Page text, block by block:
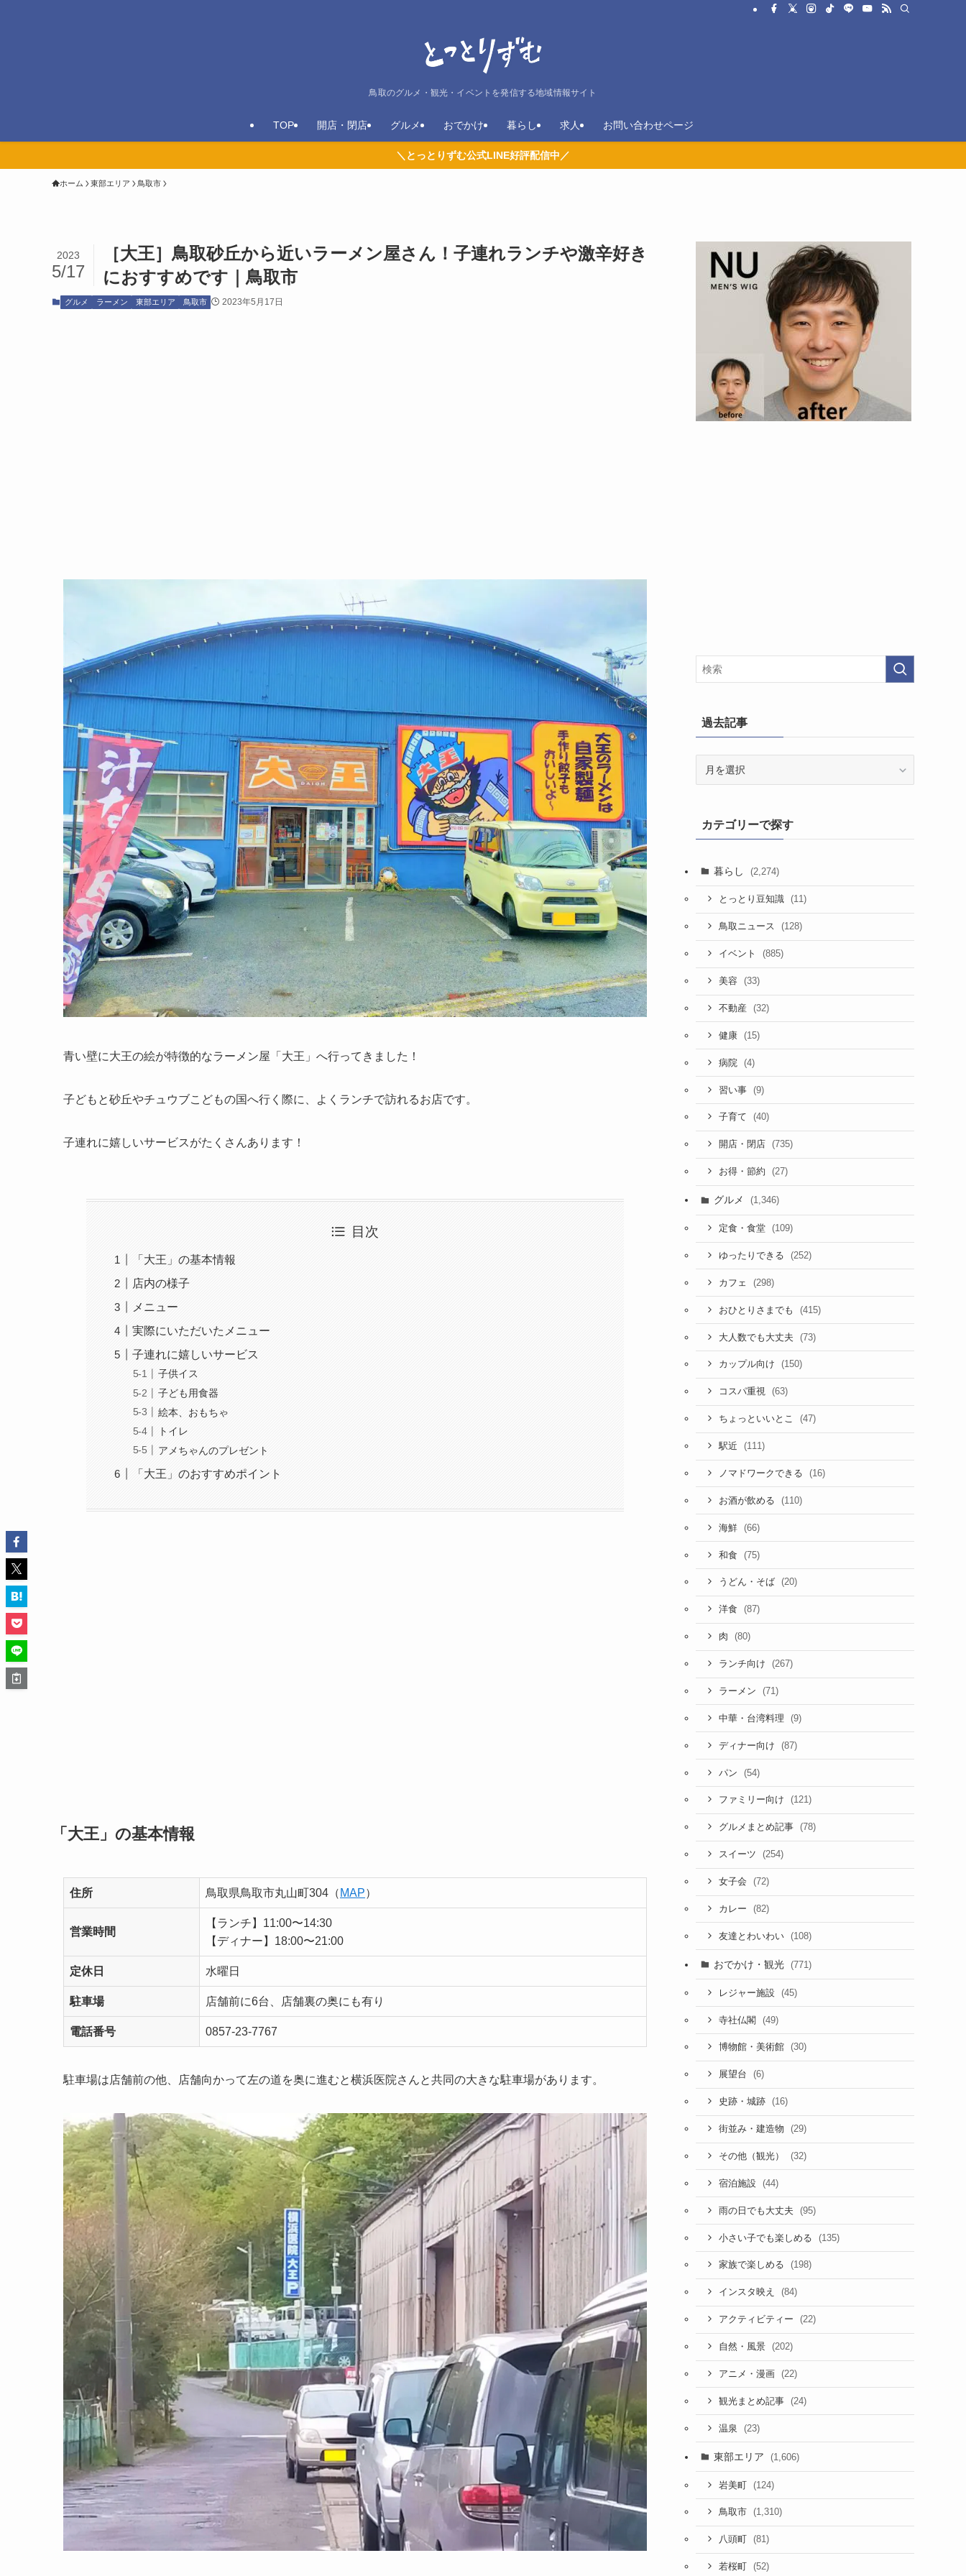
鳥取のグルメ・観光・イベントを発信する地域情報サイト
TOP 開店・閉店 グルメ おでかけ 暮らし 求人 お問い合わせページ
＼とっとりずむ公式LINE好評配信中／
ホーム 東部エリア 鳥取市
［大王］鳥取砂丘から近いラーメン屋さん！子連れランチや激辛好き
におすすめです｜鳥取市
2023
5/17
グルメ ラーメン 東部エリア 鳥取市 2023年5月17日
青い壁に大王の絵が特徴的なラーメン屋「大王」へ行ってきました！
子どもと砂丘やチュウブこどもの国へ行く際に、よくランチで訪れるお店です。
子連れに嬉しいサービスがたくさんあります！
目次
「大王」の基本情報
店内の様子
メニュー
実際にいただいたメニュー
子連れに嬉しいサービス
子供イス
子ども用食器
絵本、おもちゃ
トイレ
アメちゃんのプレゼント
「大王」のおすすめポイント
「大王」の基本情報
住所 鳥取県鳥取市丸山町304（ MAP）
営業時間
【ランチ】11:00〜14:30
【ディナー】18:00〜21:00
定休日 水曜日
駐車場 店舗前に6台、店舗裏の奥にも有り
電話番号 0857-23-7767
駐車場は店舗前の他、店舗向かって左の道を奥に進むと横浜医院さんと共同の大きな駐車場があります。
過去記事
カテゴリーで探す
暮らし (2,274)
とっとり豆知識 (11)
鳥取ニュース (128)
イベント (885)
美容 (33)
不動産 (32)
健康 (15)
病院 (4)
習い事 (9)
子育て (40)
開店・閉店 (735)
お得・節約 (27)
グルメ (1,346)
定食・食堂 (109)
ゆったりできる (252)
カフェ (298)
おひとりさまでも (415)
大人数でも大丈夫 (73)
カップル向け (150)
コスパ重視 (63)
ちょっといいとこ (47)
駅近 (111)
ノマドワークできる (16)
お酒が飲める (110)
海鮮 (66)
和食 (75)
うどん・そば (20)
洋食 (87)
肉 (80)
ランチ向け (267)
ラーメン (71)
中華・台湾料理 (9)
ディナー向け (87)
パン (54)
ファミリー向け (121)
グルメまとめ記事 (78)
スイーツ (254)
女子会 (72)
カレー (82)
友達とわいわい (108)
おでかけ・観光 (771)
レジャー施設 (45)
寺社仏閣 (49)
博物館・美術館 (30)
展望台 (6)
史跡・城跡 (16)
街並み・建造物 (29)
その他（観光） (32)
宿泊施設 (44)
雨の日でも大丈夫 (95)
小さい子でも楽しめる (135)
家族で楽しめる (198)
インスタ映え (84)
アクティビティー (22)
自然・風景 (202)
アニメ・漫画 (22)
観光まとめ記事 (24)
温泉 (23)
東部エリア (1,606)
岩美町 (124)
鳥取市 (1,310)
八頭町 (81)
若桜町 (52)